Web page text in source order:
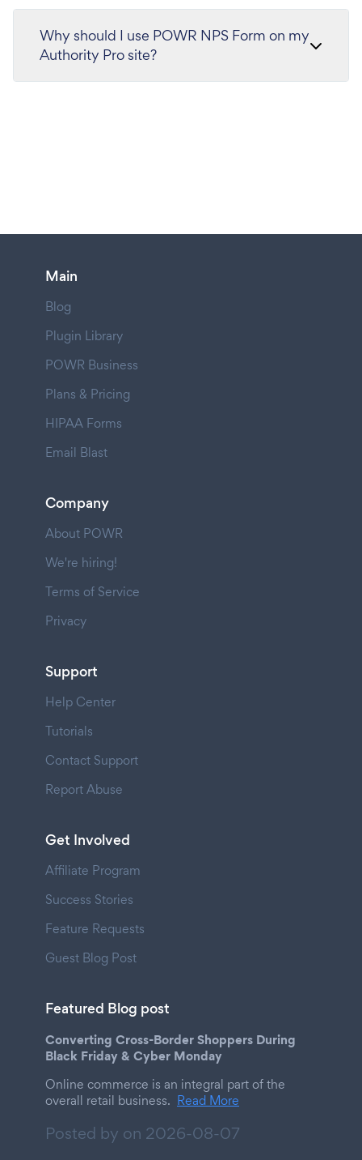
Why should I use POWR NPS Form on my
Authority Pro site?
Main
Blog
Plugin Library
POWR Business
Plans & Pricing
HIPAA Forms
Email Blast
Company
About POWR
We're hiring!
Terms of Service
Privacy
Support
Help Center
Tutorials
Contact Support
Report Abuse
Get Involved
Affiliate Program
Success Stories
Feature Requests
Guest Blog Post
Featured Blog post
Converting Cross-Border Shoppers During
Black Friday & Cyber Monday
Online commerce is an integral part of the
overall retail business. Read More
Posted by on 2026-08-07